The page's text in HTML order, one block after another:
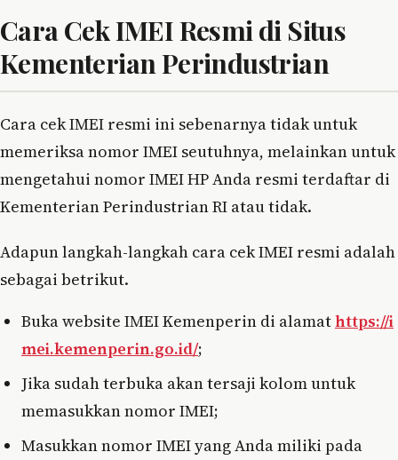
Cara Cek IMEI Resmi di Situs
Kementerian Perindustrian
Cara cek IMEI resmi ini sebenarnya tidak untuk
memeriksa nomor IMEI seutuhnya, melainkan untuk
mengetahui nomor IMEI HP Anda resmi terdaftar di
Kementerian Perindustrian RI atau tidak.
Adapun langkah-langkah cara cek IMEI resmi adalah
sebagai betrikut.
Buka website IMEI Kemenperin di alamathttps://i
mei.kemenperin.go.id/;
Jika sudah terbuka akan tersaji kolom untuk
memasukkan nomor IMEI;
Masukkan nomor IMEI yang Anda miliki pada